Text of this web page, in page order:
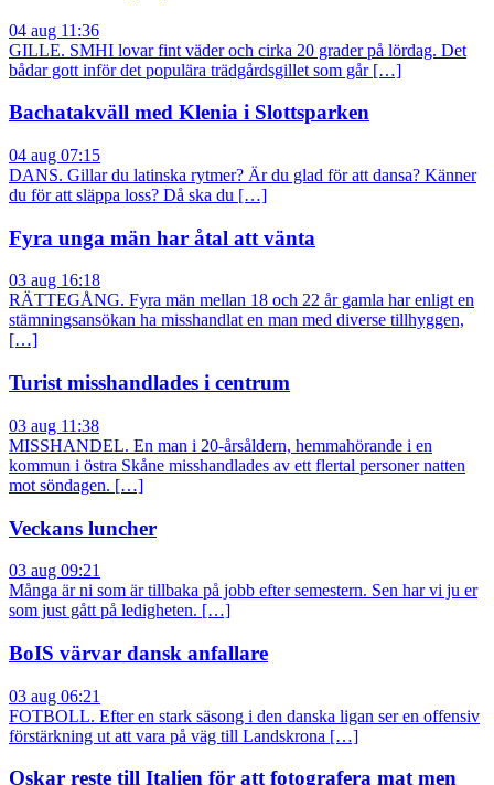
04 aug 11:36
GILLE. SMHI lovar fint väder och cirka 20 grader på lördag. Det
bådar gott inför det populära trädgårdsgillet som går […]
Bachatakväll med Klenia i Slottsparken
04 aug 07:15
DANS. Gillar du latinska rytmer? Är du glad för att dansa? Känner
du för att släppa loss? Då ska du […]
Fyra unga män har åtal att vänta
03 aug 16:18
RÄTTEGÅNG. Fyra män mellan 18 och 22 år gamla har enligt en
stämningsansökan ha misshandlat en man med diverse tillhyggen,
[…]
Turist misshandlades i centrum
03 aug 11:38
MISSHANDEL. En man i 20-årsåldern, hemmahörande i en
kommun i östra Skåne misshandlades av ett flertal personer natten
mot söndagen. […]
Veckans luncher
03 aug 09:21
Många är ni som är tillbaka på jobb efter semestern. Sen har vi ju er
som just gått på ledigheten. […]
BoIS värvar dansk anfallare
03 aug 06:21
FOTBOLL. Efter en stark säsong i den danska ligan ser en offensiv
förstärkning ut att vara på väg till Landskrona […]
Oskar reste till Italien för att fotografera mat men